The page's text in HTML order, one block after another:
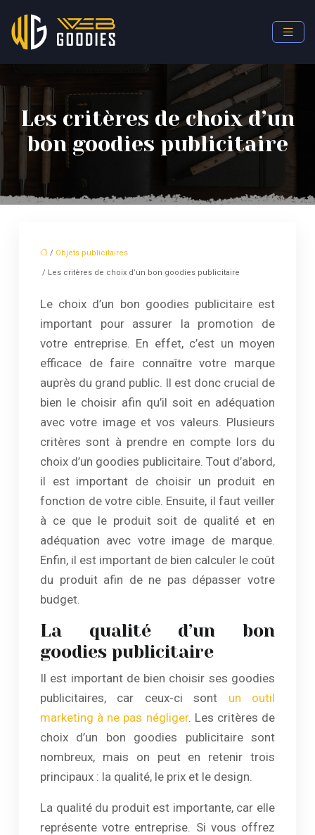
Les critères de choix d’un
bon goodies publicitaire
/ Objets publicitaires
/ Les critères de choix d’un bon goodies publicitaire
Le choix d’un bon goodies publicitaire est
important pour assurer la promotion de
votre entreprise. En effet, c’est un moyen
efficace de faire connaître votre marque
auprès du grand public. Il est donc crucial de
bien le choisir afin qu’il soit en adéquation
avec votre image et vos valeurs. Plusieurs
critères sont à prendre en compte lors du
choix d’un goodies publicitaire. Tout d’abord,
il est important de choisir un produit en
fonction de votre cible. Ensuite, il faut veiller
à ce que le produit soit de qualité et en
adéquation avec votre image de marque.
Enfin, il est important de bien calculer le coût
du produit afin de ne pas dépasser votre
budget.
La qualité d’un bon
goodies publicitaire
Il est important de bien choisir ses goodies
publicitaires, car ceux-ci sont un outil
marketing à ne pas négliger. Les critères de
choix d’un bon goodies publicitaire sont
nombreux, mais on peut en retenir trois
principaux : la qualité, le prix et le design.
La qualité du produit est importante, car elle
représente votre entreprise. Si vous offrez